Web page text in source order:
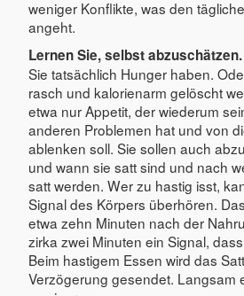
weniger Konflikte, was den
angeht.
Lernen Sie, selbst abzuschätzen.
Sie tatsächlich Hunger haben.
rasch und kalorienarm gelöscht
etwa nur Appetit, der wiederum
anderen Problemen hat und von
ablenken soll. Sie sollen auch
und wann sie satt sind und nach
satt werden. Wer zu hastig isst,
Signal des Körpers überhören.
etwa zehn Minuten nach der
zirka zwei Minuten ein Signal,
Beim hastigem Essen wird das
Verzögerung gesendet. Langsam